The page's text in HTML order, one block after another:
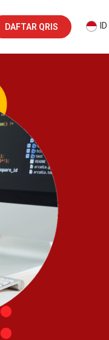
DAFTAR QRIS ID